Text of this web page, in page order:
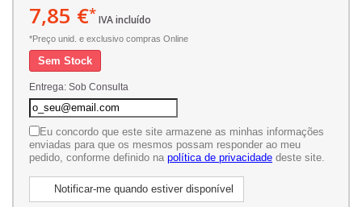
7,85 €*IVA incluído
*Preço unid. e exclusivo compras Online
Sem Stock
Entrega: Sob Consulta
Eu concordo que este site armazene as minhas informações
enviadas para que os mesmos possam responder ao meu
pedido, conforme definido na política de privacidade deste site.
Notificar-me quando estiver disponível